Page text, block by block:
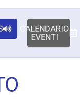
CALENDARIO
EVENTI